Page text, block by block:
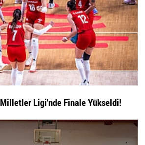
Ligi'nde Finale Yükseldi!